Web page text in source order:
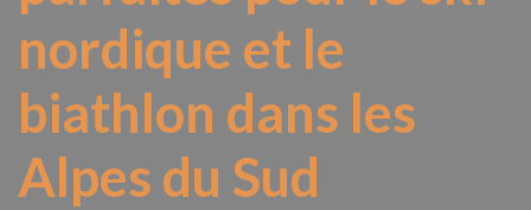
nordique et le
biathlon dans les
Alpes du Sud